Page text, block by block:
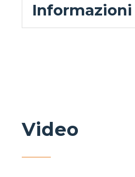
Informazioni
Video